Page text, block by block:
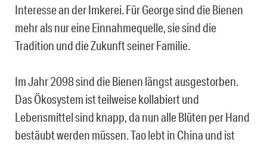
Interesse an der Imkerei. Für George sind die Bienen
mehr als nur eine Einnahmequelle, sie sind die
Tradition und die Zukunft seiner Familie.
Im Jahr 2098 sind die Bienen längst ausgestorben.
Das Ökosystem ist teilweise kollabiert und
Lebensmittel sind knapp, da nun alle Blüten per Hand
bestäubt werden müssen. Tao lebt in China und ist